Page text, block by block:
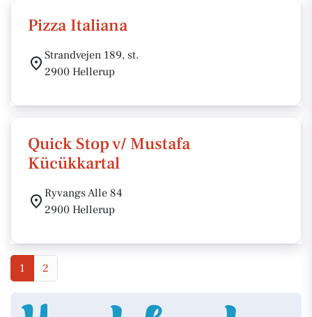
Pizza Italiana
Strandvejen 189, st.
2900 Hellerup
Quick Stop v/ Mustafa
Kücükkartal
Ryvangs Alle 84
2900 Hellerup
1 2